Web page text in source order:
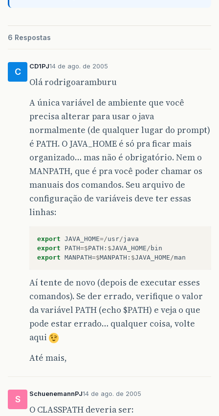
6 Respostas
C
CD1PJ14 de ago. de 2005
Olá rodrigoaramburu
A única variável de ambiente que você
precisa alterar para usar o java
normalmente (de qualquer lugar do prompt)
é PATH. O JAVA_HOME é só pra ficar mais
organizado… mas não é obrigatório. Nem o
MANPATH, que é pra você poder chamar os
manuais dos comandos. Seu arquivo de
configuração de variáveis deve ter essas
linhas:
export JAVA_HOME=/usr/java
export
PATH=$PATH : $JAVA_HOME / bin
export MANPATH=$MANPATH : $JAVA_HOME /man
Aí tente de novo (depois de executar esses
comandos). Se der errado, verifique o valor
da variável PATH (echo $PATH) e veja o que
pode estar errado… qualquer coisa, volte
aqui
Até mais,
S
SchuenemannPJ14 de ago. de 2005
O CLASSPATH deveria ser: